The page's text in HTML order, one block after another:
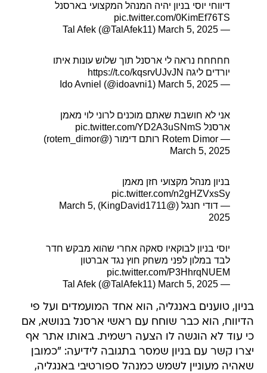
דיווחי יוסי בניון יהיה המנהל המקצועי בארסנל
pic.twitter.com/0KimEf76TS
— Tal Afek (@TalAfek11)
March 5, 2025
חחחחח נראה לי ארסנל תוך שלוש עונות איתו
יורדים ליגה https://t.co/kqsrvUJvJN
— Ido Avniel (@idoavni1)
March 5, 2025
אני לא חושבת שאתם מוכנים לרוני לוי מאמן
ארסנל pic.twitter.com/YD2A3uSNmS
— Rotem Dimor רותם דימור (@rotem_dimor)
March 5, 2025
בניון מנהל מקצועי חזן מאמן
pic.twitter.com/n2gHZVxsSy
— דודי חנגל (@KingDavid1711)
March 5,
2025
יוסי בניון לבוקאיו סאקה אחרי שהוא מבקש חדר
לבד במלון לפני משחק חוץ נגד אברטון
pic.twitter.com/P3HhrqNUEM
— Tal Afek (@TalAfek11)
March 5, 2025
בניון, טוענים באנגליה, הוא אחד המועמדים ועל פי
הדיווח, הוא כבר שוחח עם ראשי ארסנל בנושא, אם
כי עוד לא הוגשה לו הצעה רשמית. באותו אתר אף
יצרו קשר עם בניון שמסר בתגובה לידיעה: "כמובן
שאהיה מעוניין לשמש כמנהל ספורטיבי באנגליה,